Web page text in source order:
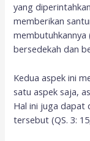
yang
memberikan
membutuhkannya
bersedekah dan
Kedua aspek ini
satu aspek saja,
Hal ini juga dapat
tersebut (QS. 3: